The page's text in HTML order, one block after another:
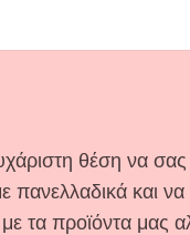
€39.90.είναι:
θέση να σας
πανελλαδικά και
τα προϊόντα μας